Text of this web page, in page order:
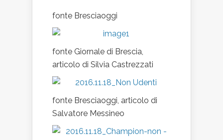
fonte Bresciaoggi
fonte Giornale di Brescia,
articolo di Silvia Castrezzati
fonte Bresciaoggi, articolo di
Salvatore Messineo